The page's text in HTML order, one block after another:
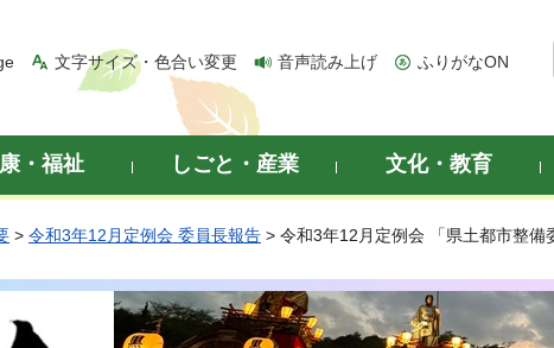
文字サイズ・色合い変更 音声読み上げ ふりがなON
・福祉 しごと・産業 文化・教育
> 令和3年12月定例会 委員長報告 > 令和3年12月定例会 「県土都市整備